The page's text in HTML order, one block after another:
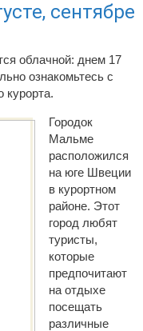
сентябре
облачной: днем 17
ознакомьтесь с
курорта.
Городок
Мальме
расположился
на юге Швеции
в курортном
районе. Этот
город любят
туристы,
которые
предпочитают
на отдыхе
посещать
различные